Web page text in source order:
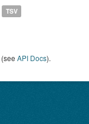
TSV
(see API Docs).